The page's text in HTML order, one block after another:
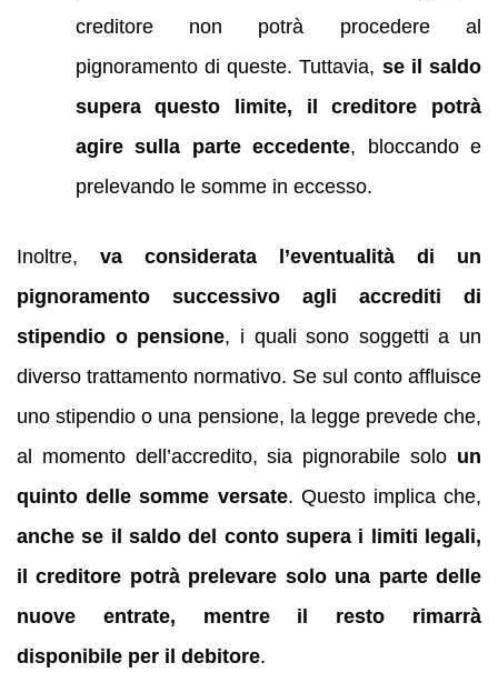
creditore non potrà procedere al
pignoramento di queste. Tuttavia, se il saldo
supera questo limite, il creditore potrà
agire sulla parte eccedente, bloccando e
prelevando le somme in eccesso.
Inoltre, va considerata l’eventualità di un
pignoramento successivo agli accrediti di
stipendio o pensione, i quali sono soggetti a un
diverso trattamento normativo. Se sul conto affluisce
uno stipendio o una pensione, la legge prevede che,
al momento dell’accredito, sia pignorabile solo un
quinto delle somme versate. Questo implica che,
anche se il saldo del conto supera i limiti legali,
il creditore potrà prelevare solo una parte delle
nuove entrate, mentre il resto rimarrà
disponibile per il debitore.